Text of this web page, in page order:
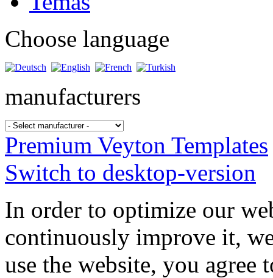
Choose language
manufacturers
Premium Veyton Templates
Switch to desktop-version
In order to optimize our
continuously improve it,
use the website, you agree